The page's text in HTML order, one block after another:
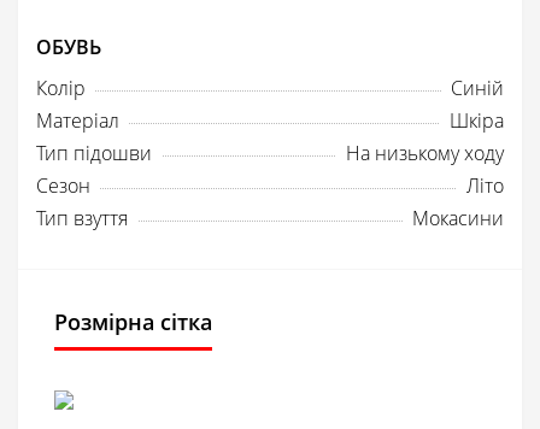
ОБУВЬ
Колір
Синій
Матеріал
Шкіра
Тип підошви
На низькому ходу
Сезон
Літо
Тип взуття
Мокасини
Розмірна сітка